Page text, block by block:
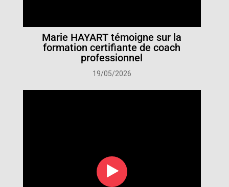
Marie HAYART témoigne sur la
formation certifiante de coach
professionnel
19/05/2026
‣